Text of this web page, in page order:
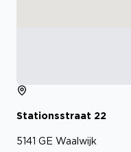
Stationsstraat 22
5141 GE Waalwijk